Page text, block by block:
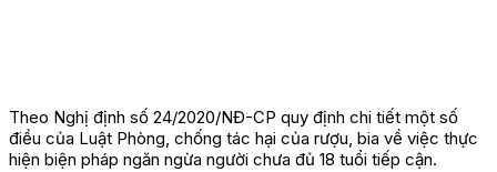
Theo Nghị định số 24/2020/NĐ-CP quy định chi tiết một số
điều của Luật Phòng, chống tác hại của rượu, bia về việc thực
hiện biện pháp ngăn ngừa người chưa đủ 18 tuổi tiếp cận.